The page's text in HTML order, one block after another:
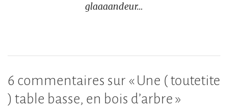
glaaaandeur…
6 commentaires sur « Une ( toutetite
) table basse, en bois d’arbre »